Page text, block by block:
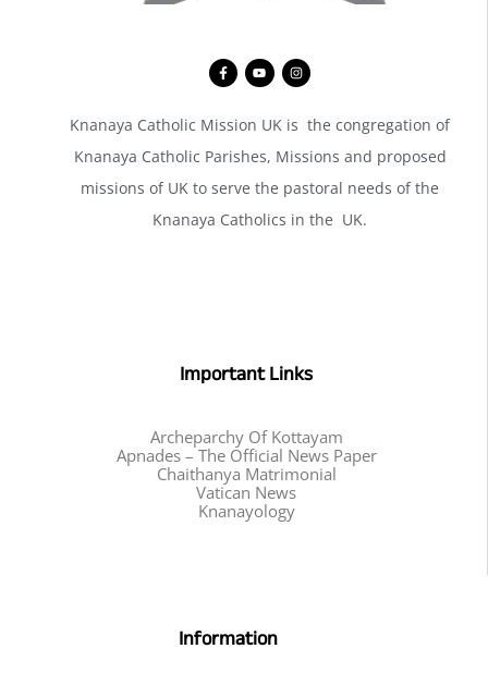
Knanaya Catholic Mission UK is the congregation of
Knanaya Catholic Parishes, Missions and proposed
missions of UK to serve the pastoral needs of the
Knanaya Catholics in the UK.
Important Links
Archeparchy Of Kottayam
Apnades – The Official News Paper
Chaithanya Matrimonial
Vatican News
Knanayology
Information